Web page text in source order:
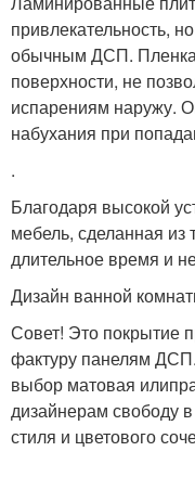
привлекательность,
обычным ДСП. Пленка,
поверхности, не
испарениям наружу.
набухания при
.
Благодаря высокой
мебель, сделанная из
длительное время и
Дизайн ванной
Совет! Это покрытие
фактуру панелям
выбор матовая
дизайнерам свободу
стиля и цветового